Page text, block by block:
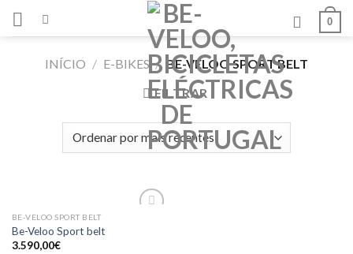
Skip
0
INÍCIO / E-BIKES / BE-VELOO SPORT BELT
FILTRAR
BE-VELOO SPORT BELT
Be-Veloo Sport belt
3.590,00€